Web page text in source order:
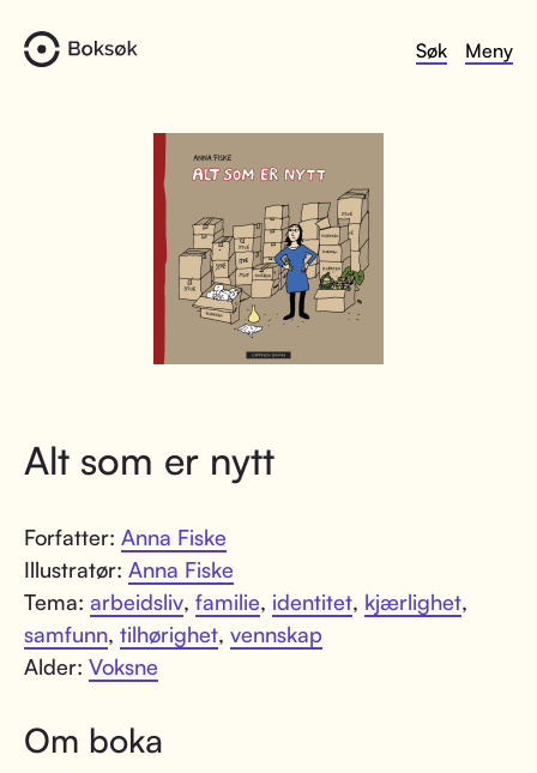
Søk Meny
Alt som er nytt
Forfatter: Anna Fiske
Illustratør: Anna Fiske
Tema: arbeidsliv, familie, identitet, kjærlighet,
samfunn, tilhørighet, vennskap
Alder: Voksne
Om boka